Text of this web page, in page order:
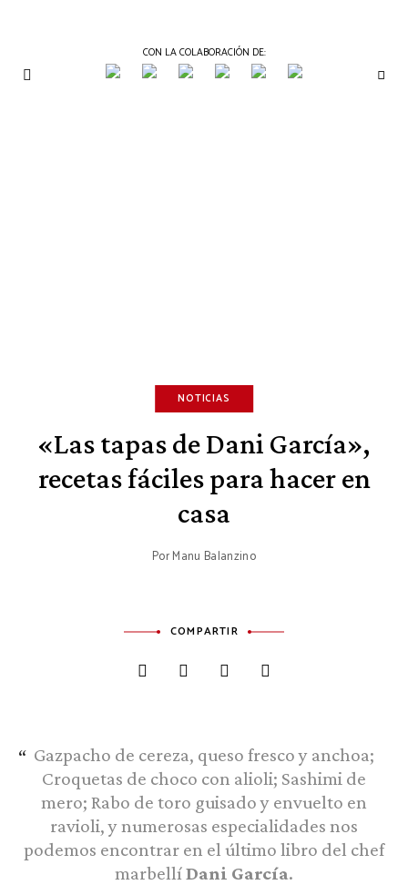
CON LA COLABORACIÓN DE:
NOTICIAS
«Las tapas de Dani García»,
recetas fáciles para hacer en
casa
PorManu Balanzino
COMPARTIR
Gazpacho de cereza, queso fresco y anchoa;
Croquetas de choco con alioli; Sashimi de
mero; Rabo de toro guisado y envuelto en
ravioli, y numerosas especialidades nos
podemos encontrar en el último libro del chef
marbellíDani García.